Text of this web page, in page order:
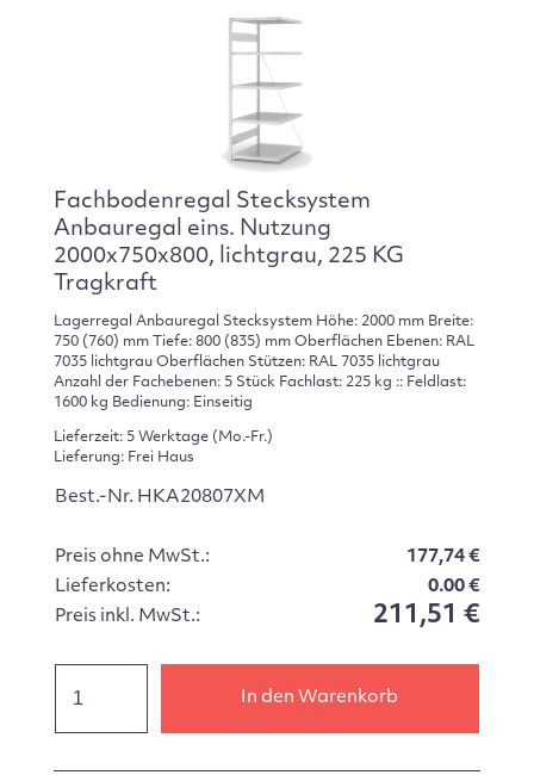
Fachbodenregal Stecksystem
Anbauregal eins. Nutzung
2000x750x800, lichtgrau, 225 KG
Tragkraft
Lagerregal Anbauregal Stecksystem Höhe: 2000 mm Breite:
750 (760) mm Tiefe: 800 (835) mm Oberflächen Ebenen: RAL
7035 lichtgrau Oberflächen Stützen: RAL 7035 lichtgrau
Anzahl der Fachebenen: 5 Stück Fachlast: 225 kg :: Feldlast:
1600 kg Bedienung: Einseitig
Lieferzeit: 5 Werktage (Mo.-Fr.)
Lieferung: Frei Haus
Best.-Nr. HKA20807XM
Preis ohne MwSt.:
177,74 €
Lieferkosten:
0.00 €
Preis inkl. MwSt.:
211,51 €
In den Warenkorb